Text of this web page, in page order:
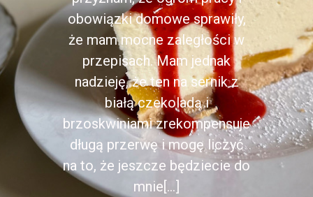
obowiązki domowe sprawiły,
że mam mocne zaległości w
przepisach. Mam jednak
nadzieję, że ten na sernik z
białą czekoladą i
brzoskwiniami zrekompensuje
długą przerwę i mogę liczyć
na to, że jeszcze będziecie do
mnie[...]